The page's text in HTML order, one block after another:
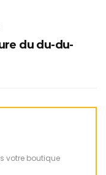
du du-du-
votre boutique